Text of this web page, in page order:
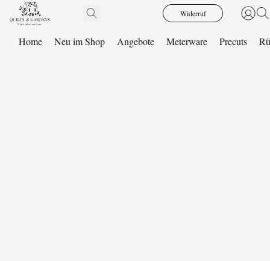
Widerruf
Home Neu im Shop Angebote Meterware Precuts